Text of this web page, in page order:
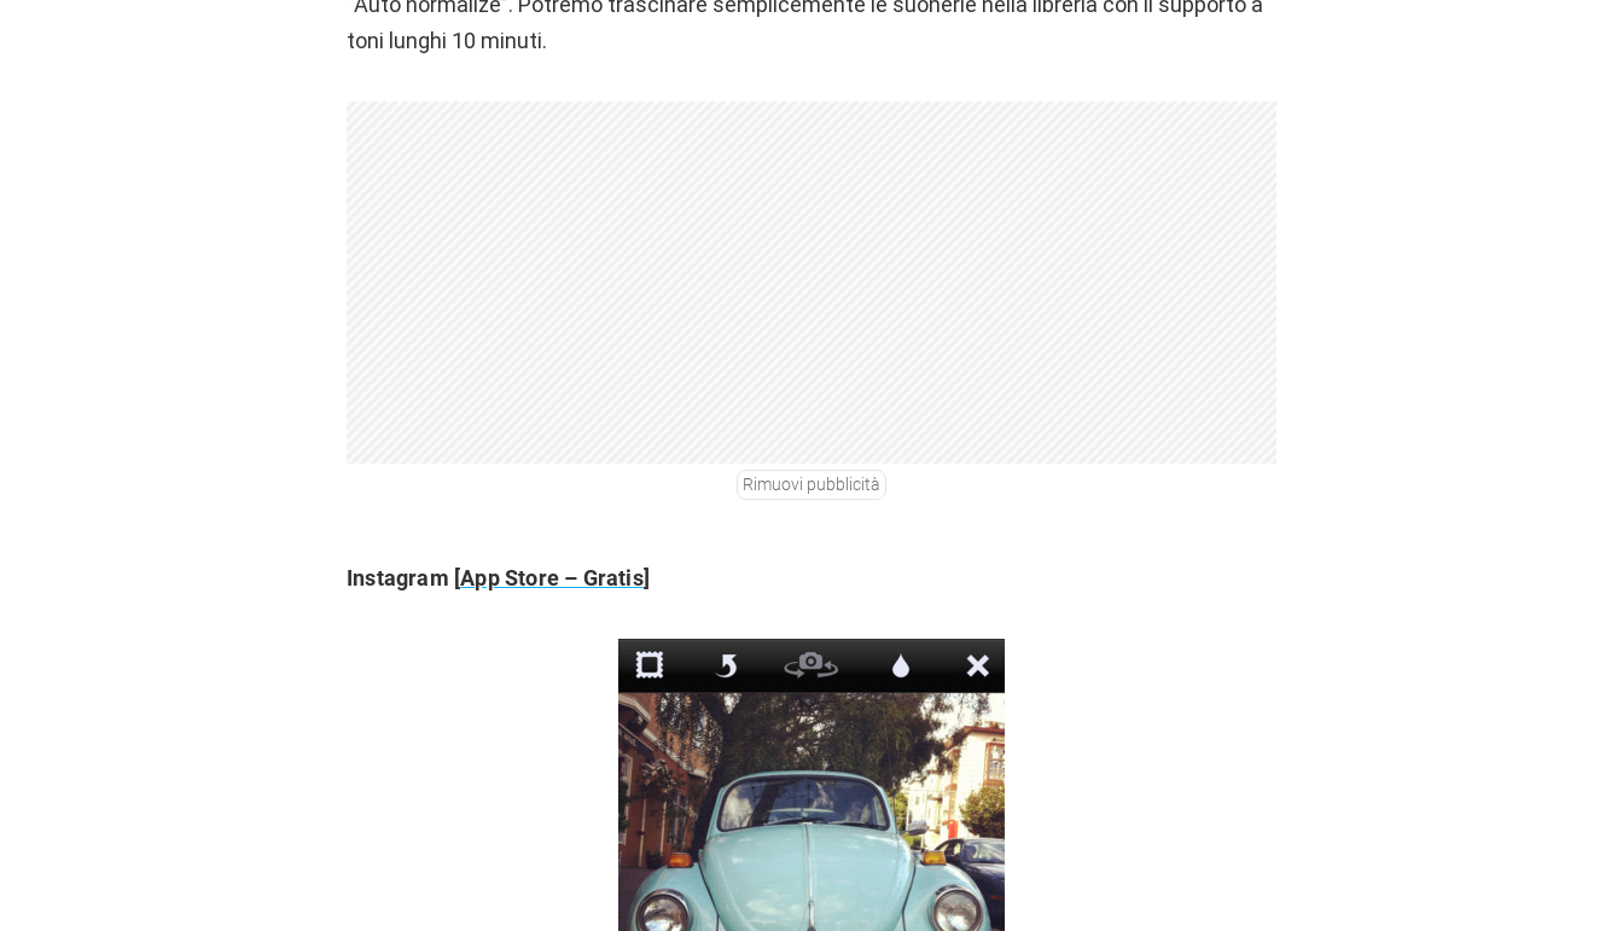
toni lunghi 10 minuti.
Rimuovi pubblicità
Instagram [App Store – Gratis]